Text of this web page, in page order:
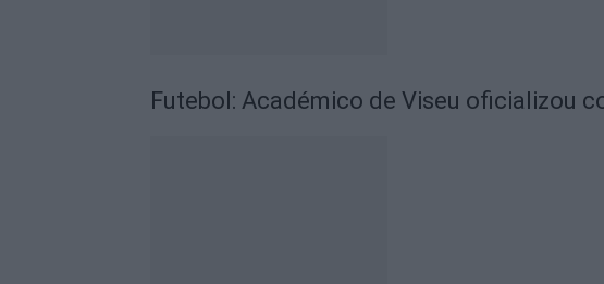
Futebol: Académico de Viseu oficializou